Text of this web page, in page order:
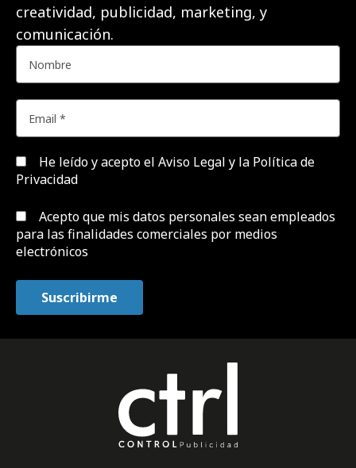
creatividad, publicidad, marketing, y
comunicación.
He leído y acepto el Aviso Legal y la Política de
Privacidad
Acepto que mis datos personales sean empleados
para las finalidades comerciales por medios
electrónicos